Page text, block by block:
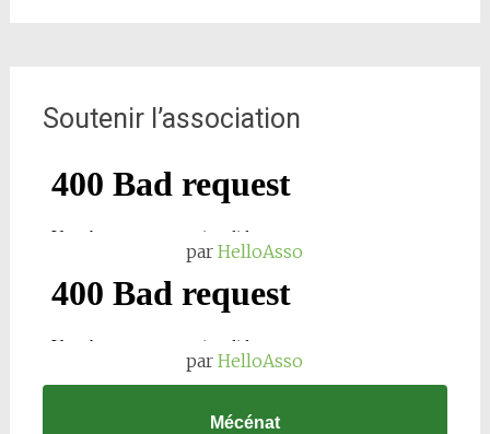
Soutenir l’association
parHelloAsso
parHelloAsso
Mécénat